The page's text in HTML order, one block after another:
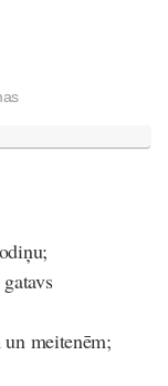
meitenēm;